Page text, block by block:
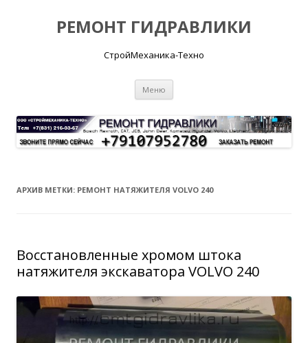
РЕМОНТ ГИДРАВЛИКИ
СтройМеханика-Техно
Меню
АРХИВ МЕТКИ: РЕМОНТ НАТЯЖИТЕЛЯ VOLVO 240
Восстановленные хромом штока
натяжителя экскаватора VOLVO 240